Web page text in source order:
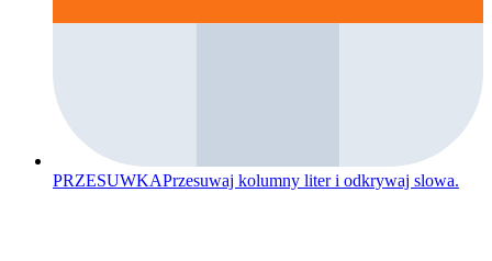
PRZESUWKAPrzesuwaj kolumny liter i odkrywaj slowa.